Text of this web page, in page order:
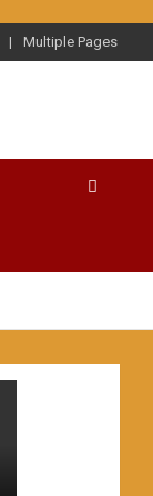
Multiple Pages